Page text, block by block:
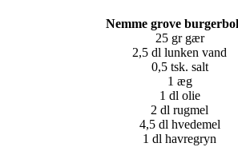
Nemme grove
25 gr gær
2,5 dl lunken vand
0,5 tsk. salt
1 æg
1 dl olie
2 dl rugmel
4,5 dl hvedemel
1 dl havregryn